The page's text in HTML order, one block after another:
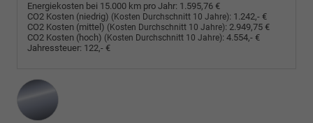
Energiekosten bei 15.000 km pro Jahr: 1.595,76 €
CO2 Kosten (niedrig) (Kosten Durchschnitt 10 Jahre): 1.242,- €
CO2 Kosten (mittel) (Kosten Durchschnitt 10 Jahre): 2.949,75 €
CO2 Kosten (hoch) (Kosten Durchschnitt 10 Jahre): 4.554,- €
Jahressteuer: 122,- €